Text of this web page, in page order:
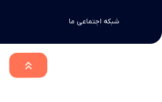
شبکه اجتماعی ما